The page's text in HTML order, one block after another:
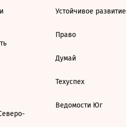
Устойчивое развитие
Право
Думай
Техуспех
Ведомости Юг